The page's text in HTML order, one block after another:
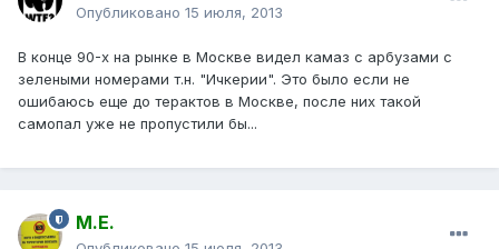
Опубликовано 15 июля, 2013
В конце 90-х на рынке в Москве видел камаз с арбузами с
зелеными номерами т.н. "Ичкерии". Это было если не
ошибаюсь еще до терактов в Москве, после них такой
самопал уже не пропустили бы...
М.Е.